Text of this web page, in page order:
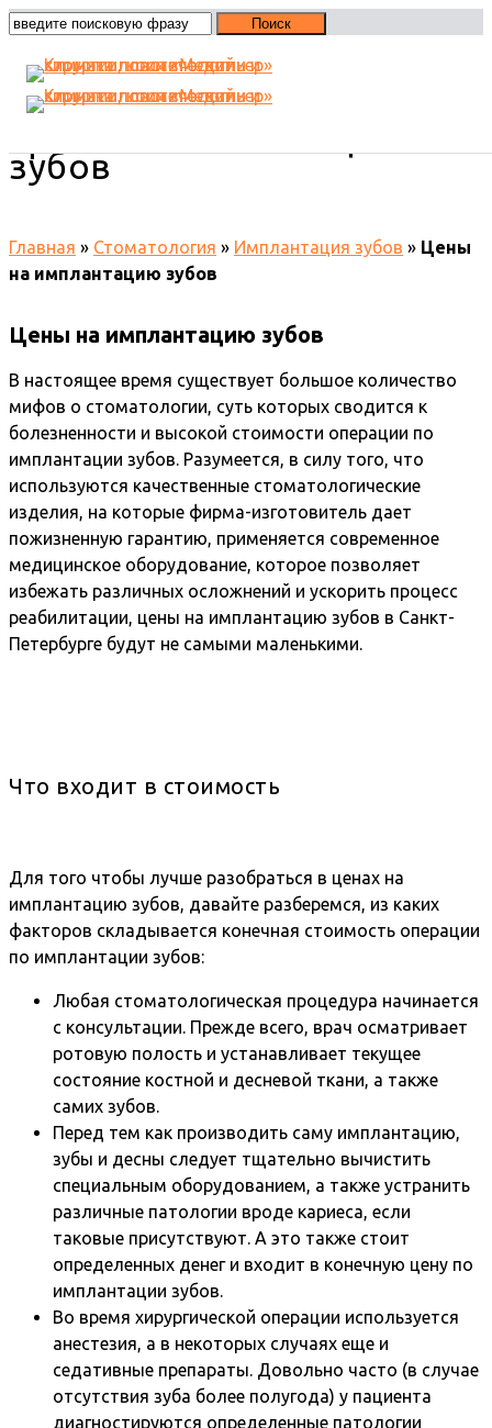
зубов
Главная » Стоматология » Имплантация зубов » Цены
на имплантацию зубов
Цены на имплантацию зубов
В настоящее время существует большое количество
мифов о стоматологии, суть которых сводится к
болезненности и высокой стоимости операции по
имплантации зубов. Разумеется, в силу того, что
используются качественные стоматологические
изделия, на которые фирма-изготовитель дает
пожизненную гарантию, применяется современное
медицинское оборудование, которое позволяет
избежать различных осложнений и ускорить процесс
реабилитации, цены на имплантацию зубов в Санкт-
Петербурге будут не самыми маленькими.
Что входит в стоимость
Для того чтобы лучше разобраться в ценах на
имплантацию зубов, давайте разберемся, из каких
факторов складывается конечная стоимость операции
по имплантации зубов:
Любая стоматологическая процедура начинается
с консультации. Прежде всего, врач осматривает
ротовую полость и устанавливает текущее
состояние костной и десневой ткани, а также
самих зубов.
Перед тем как производить саму имплантацию,
зубы и десны следует тщательно вычистить
специальным оборудованием, а также устранить
различные патологии вроде кариеса, если
таковые присутствуют. А это также стоит
определенных денег и входит в конечную цену по
имплантации зубов.
Во время хирургической операции используется
анестезия, а в некоторых случаях еще и
седативные препараты. Довольно часто (в случае
отсутствия зуба более полугода) у пациента
диагностируются определенные патологии